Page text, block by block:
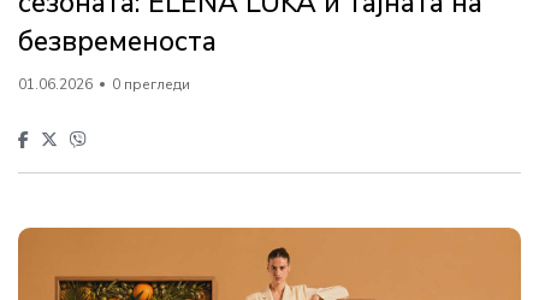
безвременоста
01.06.2026 0 прегледи